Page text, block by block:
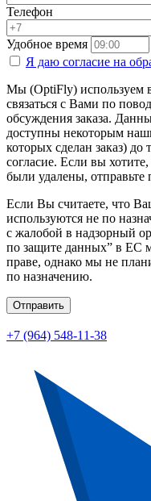
Телефон
Удобное время
Я даю согласие на
Мы (OptiFly) используем
связаться с Вами по
обсуждения заказа.
доступны некоторым
которых сделан заказ) до
согласие. Если вы
были удалены, отправьте
Если Вы считаете, что
используются не по
с жалобой в надзорный
по защите данных” в ЕС
праве, однако мы не
по назначению.
Отправить
+7 (964) 548-11-38